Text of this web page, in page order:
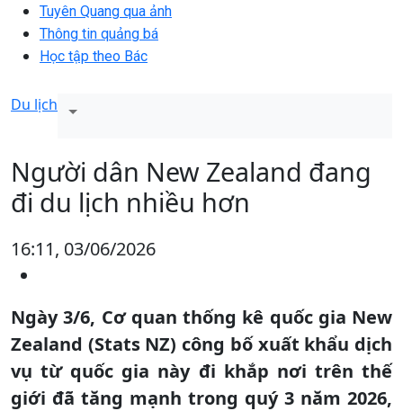
Tuyên Quang qua ảnh
Thông tin quảng bá
Học tập theo Bác
Du lịch
Người dân New Zealand đang
đi du lịch nhiều hơn
16:11, 03/06/2026
Ngày 3/6, Cơ quan thống kê quốc gia New
Zealand (Stats NZ) công bố xuất khẩu dịch
vụ từ quốc gia này đi khắp nơi trên thế
giới đã tăng mạnh trong quý 3 năm 2026,